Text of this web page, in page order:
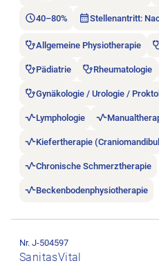
40–80% Stellenantritt:
Allgemeine Physiotherapie
Pädiatrie Rheumatologie
Gynäkologie / Urologie /
Lymphologie
Kiefertherapie
Chronische Schmerztherapie
Beckenbodenphysiotherapie
SanitasVital
Nr. J-504597